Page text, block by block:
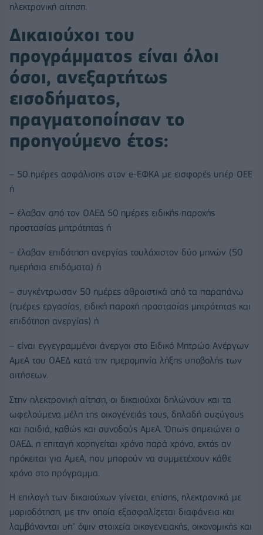
ηλεκτρονική αίτηση.
Δικαιούχοι του
προγράμματος είναι όλοι
όσοι, ανεξαρτήτως
εισοδήματος,
πραγματοποίησαν το
προηγούμενο έτος:
– 50 ημέρες ασφάλισης στον e-ΕΦΚΑ με εισφορές υπέρ ΟΕΕ
ή
– έλαβαν από τον ΟΑΕΔ 50 ημέρες ειδικής παροχής
προστασίας μητρότητας ή
– έλαβαν επιδότηση ανεργίας τουλάχιστον δύο μηνών (50
ημερήσια επιδόματα) ή
– συγκέντρωσαν 50 ημέρες αθροιστικά από τα παραπάνω
(ημέρες εργασίας, ειδική παροχή προστασίας μητρότητας και
επιδότηση ανεργίας) ή
– είναι εγγεγραμμένοι άνεργοι στο Ειδικό Μητρώο Ανέργων
ΑμεΑ του ΟΑΕΔ κατά την ημερομηνία λήξης υποβολής των
αιτήσεων.
Στην ηλεκτρονική αίτηση, οι δικαιούχοι δηλώνουν και τα
ωφελούμενα μέλη της οικογένειάς τους, δηλαδή συζύγους
και παιδιά, καθώς και συνοδούς ΑμεΑ. Όπως σημειώνει ο
ΟΑΕΔ, η επιταγή χορηγείται χρόνο παρά χρόνο, εκτός αν
πρόκειται για ΑμεΑ, που μπορούν να συμμετέχουν κάθε
χρόνο στο πρόγραμμα.
Η επιλογή των δικαιούχων γίνεται, επίσης, ηλεκτρονικά με
μοριοδότηση, με την οποία εξασφαλίζεται διαφάνεια και
λαμβάνονται υπ’ όψιν στοιχεία οικογενειακής, οικονομικής και